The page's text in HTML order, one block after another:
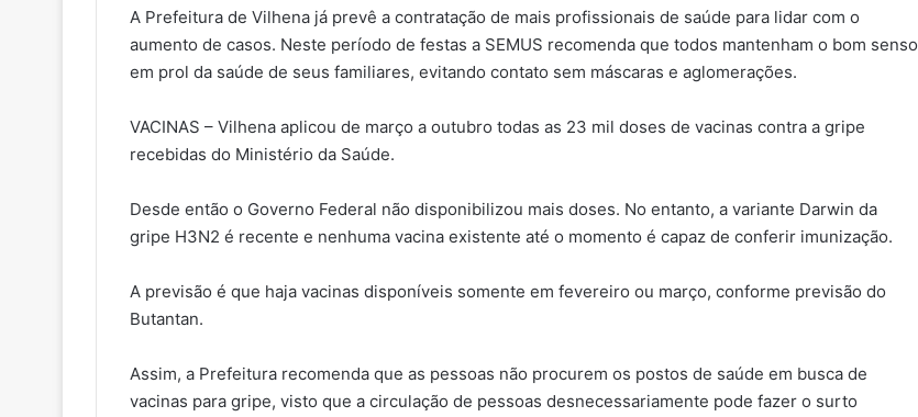
A Prefeitura de Vilhena já prevê a contratação de mais profissionais de saúde para lidar com o
aumento de casos. Neste período de festas a SEMUS recomenda que todos mantenham o bom senso
em prol da saúde de seus familiares, evitando contato sem máscaras e aglomerações.
VACINAS – Vilhena aplicou de março a outubro todas as 23 mil doses de vacinas contra a gripe
recebidas do Ministério da Saúde.
Desde então o Governo Federal não disponibilizou mais doses. No entanto, a variante Darwin da
gripe H3N2 é recente e nenhuma vacina existente até o momento é capaz de conferir imunização.
A previsão é que haja vacinas disponíveis somente em fevereiro ou março, conforme previsão do
Butantan.
Assim, a Prefeitura recomenda que as pessoas não procurem os postos de saúde em busca de
vacinas para gripe, visto que a circulação de pessoas desnecessariamente pode fazer o surto